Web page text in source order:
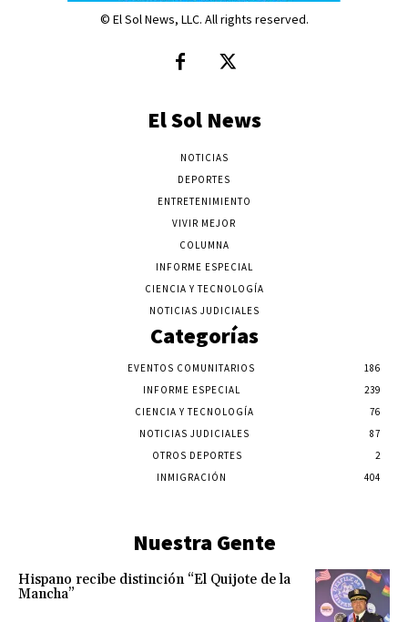
© El Sol News, LLC. All rights reserved.
El Sol News
NOTICIAS
DEPORTES
ENTRETENIMIENTO
VIVIR MEJOR
COLUMNA
INFORME ESPECIAL
CIENCIA Y TECNOLOGÍA
NOTICIAS JUDICIALES
Categorías
EVENTOS COMUNITARIOS
186
INFORME ESPECIAL
239
CIENCIA Y TECNOLOGÍA
76
NOTICIAS JUDICIALES
87
OTROS DEPORTES
2
INMIGRACIÓN
404
Nuestra Gente
Hispano recibe distinción “El Quijote de la
Mancha”